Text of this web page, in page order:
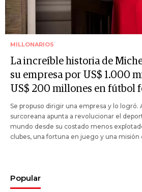
MILLONARIOS
La increíble historia de
su empresa por US$ 1.000
US$ 200 millones en fútbol
Se propuso dirigir una empresa y lo logró.
surcoreana apunta a revolucionar el
mundo desde su costado menos
clubes, una fortuna en juego y una misión
Popular